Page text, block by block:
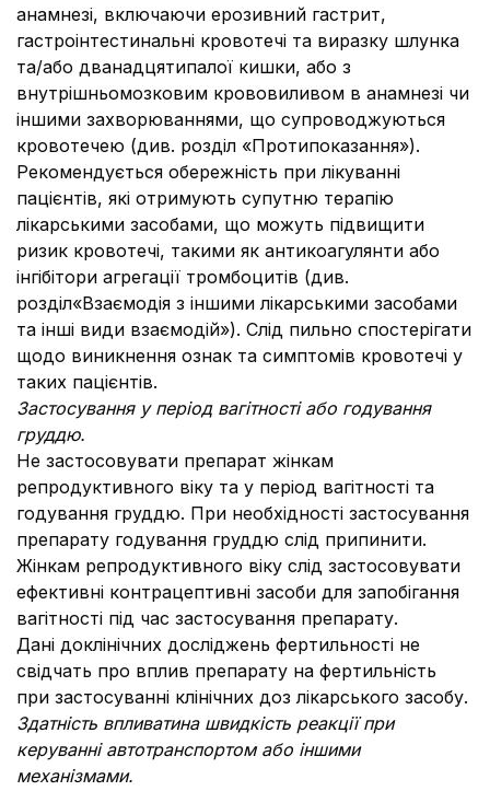
анамнезі, включаючи ерозивний гастрит,
гастроінтестинальні кровотечі та виразку шлунка
та/або дванадцятипалої кишки, або з
внутрішньомозковим крововиливом в анамнезі чи
іншими захворюваннями, що супроводжуються
кровотечею (див. розділ «Протипоказання»).
Рекомендується обережність при лікуванні
пацієнтів, які отримують супутню терапію
лікарськими засобами, що можуть підвищити
ризик кровотечі, такими як антикоагулянти або
інгібітори агрегації тромбоцитів (див.
розділ«Взаємодія з іншими лікарськими засобами
та інші види взаємодій»). Слід пильно спостерігати
щодо виникнення ознак та симптомів кровотечі у
таких пацієнтів.
Застосування у період вагітності або годування
груддю.
Не застосовувати препарат жінкам
репродуктивного віку та у період вагітності та
годування груддю. При необхідності застосування
препарату годування груддю слід припинити.
Жінкам репродуктивного віку слід застосовувати
ефективні контрацептивні засоби для запобігання
вагітності під час застосування препарату.
Дані доклінічних досліджень фертильності не
свідчать про вплив препарату на фертильність
при застосуванні клінічних доз лікарського засобу.
Здатність впливатина швидкість реакції при
керуванні автотранспортом або іншими
механізмами.